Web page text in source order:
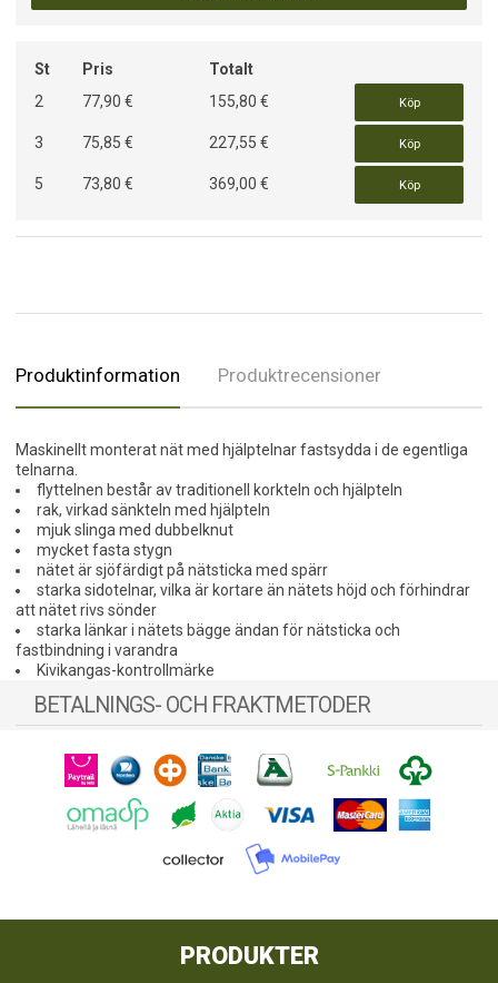
St Pris
Totalt
2
77,90 € 155,80 € Köp
3 75,85 € 227,55 € Köp
5 73,80 € 369,00 € Köp
Produktinformation Produktrecensioner
Maskinellt monterat nät med hjälptelnar fastsydda i de egentliga
telnarna.
flyttelnen består av traditionell korkteln och hjälpteln
rak, virkad sänkteln med hjälpteln
mjuk slinga med dubbelknut
mycket fasta stygn
nätet är sjöfärdigt på nätsticka med spärr
starka sidotelnar, vilka är kortare än nätets höjd och förhindrar
att nätet rivs sönder
starka länkar i nätets bägge ändan för nätsticka och
fastbindning i varandra
Kivikangas-kontrollmärke
BETALNINGS- OCH FRAKTMETODER
PRODUKTER